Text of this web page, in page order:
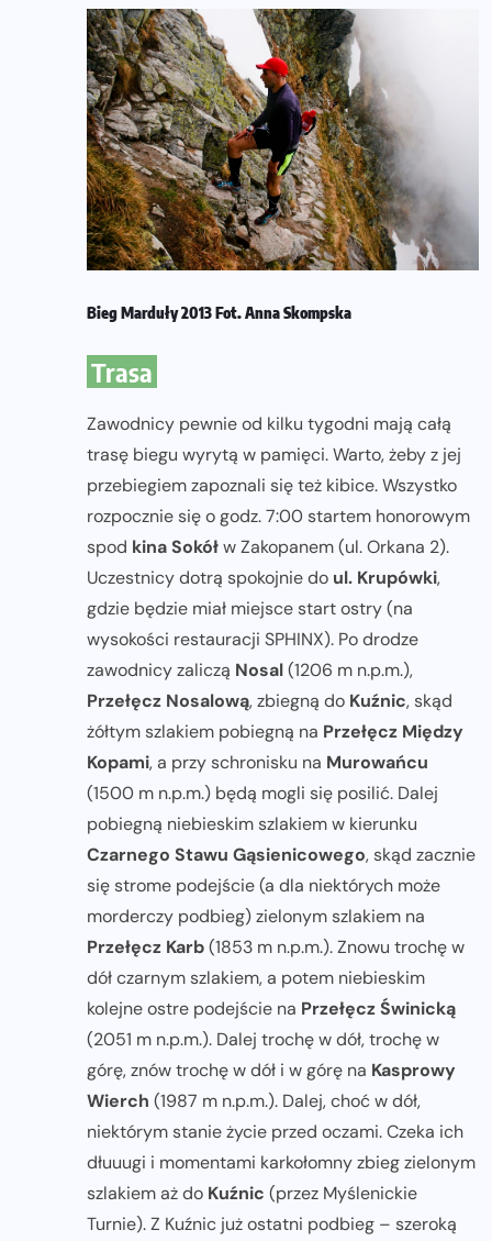
Bieg Marduły 2013 Fot. Anna Skompska
Trasa
Zawodnicy pewnie od kilku tygodni mają całą
trasę biegu wyrytą w pamięci. Warto, żeby z jej
przebiegiem zapoznali się też kibice. Wszystko
rozpocznie się o godz. 7:00 startem honorowym
spod kina Sokółw Zakopanem (ul. Orkana 2).
Uczestnicy dotrą spokojnie do ul. Krupówki,
gdzie będzie miał miejsce start ostry (na
wysokości restauracji SPHINX). Po drodze
zawodnicy zaliczą Nosal(1206 m n.p.m.),
Przełęcz Nosalową, zbiegną do Kuźnic, skąd
żółtym szlakiem pobiegną na Przełęcz Między
Kopami, a przy schronisku na Murowańcu
(1500 m n.p.m.) będą mogli się posilić. Dalej
pobiegną niebieskim szlakiem w kierunku
Czarnego Stawu Gąsienicowego, skąd zacznie
się strome podejście (a dla niektórych może
morderczy podbieg) zielonym szlakiem na
Przełęcz Karb(1853 m n.p.m.). Znowu trochę w
dół czarnym szlakiem, a potem niebieskim
kolejne ostre podejście na Przełęcz Świnicką
(2051 m n.p.m.). Dalej trochę w dół, trochę w
górę, znów trochę w dół i w górę na Kasprowy
Wierch (1987 m n.p.m.). Dalej, choć w dół,
niektórym stanie życie przed oczami. Czeka ich
dłuuugi i momentami karkołomny zbieg zielonym
szlakiem aż do Kuźnic (przez Myślenickie
Turnie). Z Kuźnic już ostatni podbieg – szeroką